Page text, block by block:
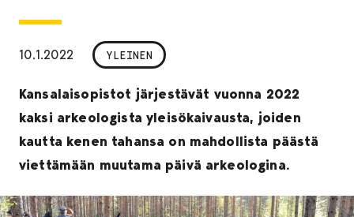
10.1.2022 YLEINEN
Kansalaisopistot järjestävät vuonna 2022
kaksi arkeologista yleisökaivausta, joiden
kautta kenen tahansa on mahdollista päästä
viettämään muutama päivä arkeologina.